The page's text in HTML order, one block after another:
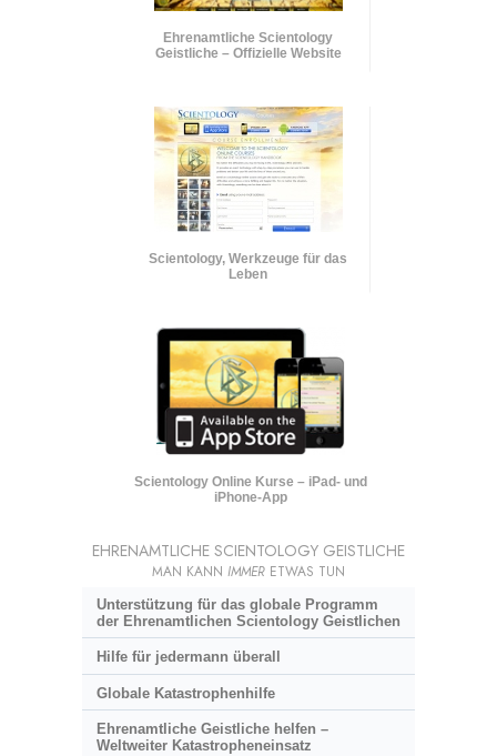
Ehrenamtliche Scientology
Geistliche – Offizielle Website
Scientology, Werkzeuge für das
Leben
Scientology Online Kurse – iPad- und
iPhone-App
EHRENAMTLICHE SCIENTOLOGY GEISTLICHE
MAN KANN IMMER ETWAS TUN
Unterstützung für das globale Programm
der Ehrenamtlichen Scientology Geistlichen
Hilfe für jedermann überall
Globale Katastrophenhilfe
Ehrenamtliche Geistliche helfen –
Weltweiter Katastropheneinsatz